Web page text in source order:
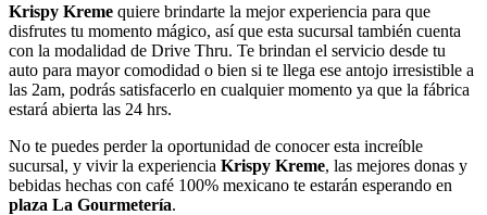
Krispy Kreme quiere brindarte la mejor experiencia para que
disfrutes tu momento mágico, así que esta sucursal también cuenta
con la modalidad de Drive Thru. Te brindan el servicio desde tu
auto para mayor comodidad o bien si te llega ese antojo irresistible a
las 2am, podrás satisfacerlo en cualquier momento ya que la fábrica
estará abierta las 24 hrs.
No te puedes perder la oportunidad de conocer esta increíble
sucursal, y vivir la experiencia Krispy Kreme, las mejores donas y
bebidas hechas con café 100% mexicano te estarán esperando en
plaza La Gourmetería.